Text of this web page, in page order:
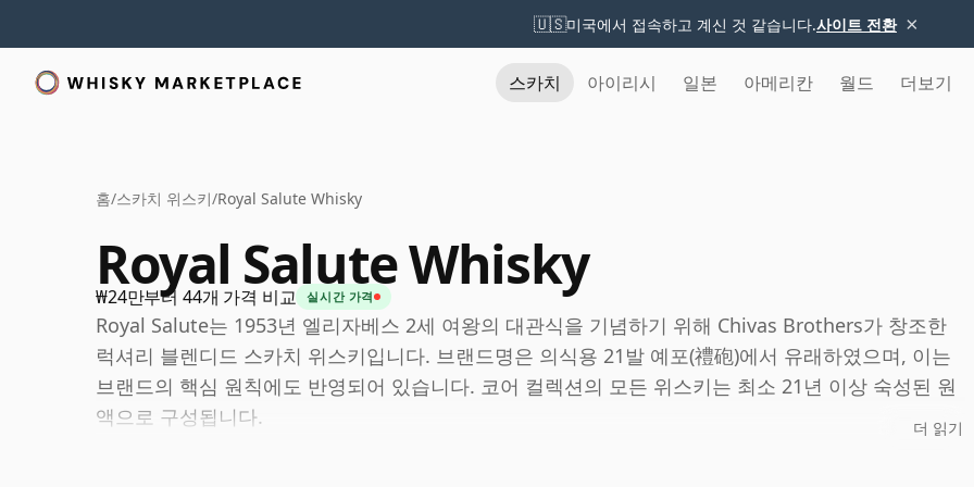
🇺🇸미국에서 접속하고 계신 것 같습니다.사이트 전환 ×
스카치 아이리시 일본 아메리칸 월드 더보기
홈/스카치 위스키/Royal Salute Whisky
Royal Salute Whisky
₩24만부터 44개 가격 비교 실시간 가격
Royal Salute는 1953년 엘리자베스 2세 여왕의 대관식을 기념하기 위해 Chivas Brothers가 창조한
럭셔리 블렌디드 스카치 위스키입니다. 브랜드명은 의식용 21발 예포(禮砲)에서 유래하였으며, 이는
브랜드의 핵심 원칙에도 반영되어 있습니다. 코어 컬렉션의 모든 위스키는 최소 21년 이상 숙성된 원
액으로 구성됩니다.
더 읽기